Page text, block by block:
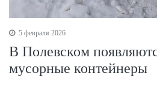
5 февраля 2026
В Полевском
мусорные контейнеры